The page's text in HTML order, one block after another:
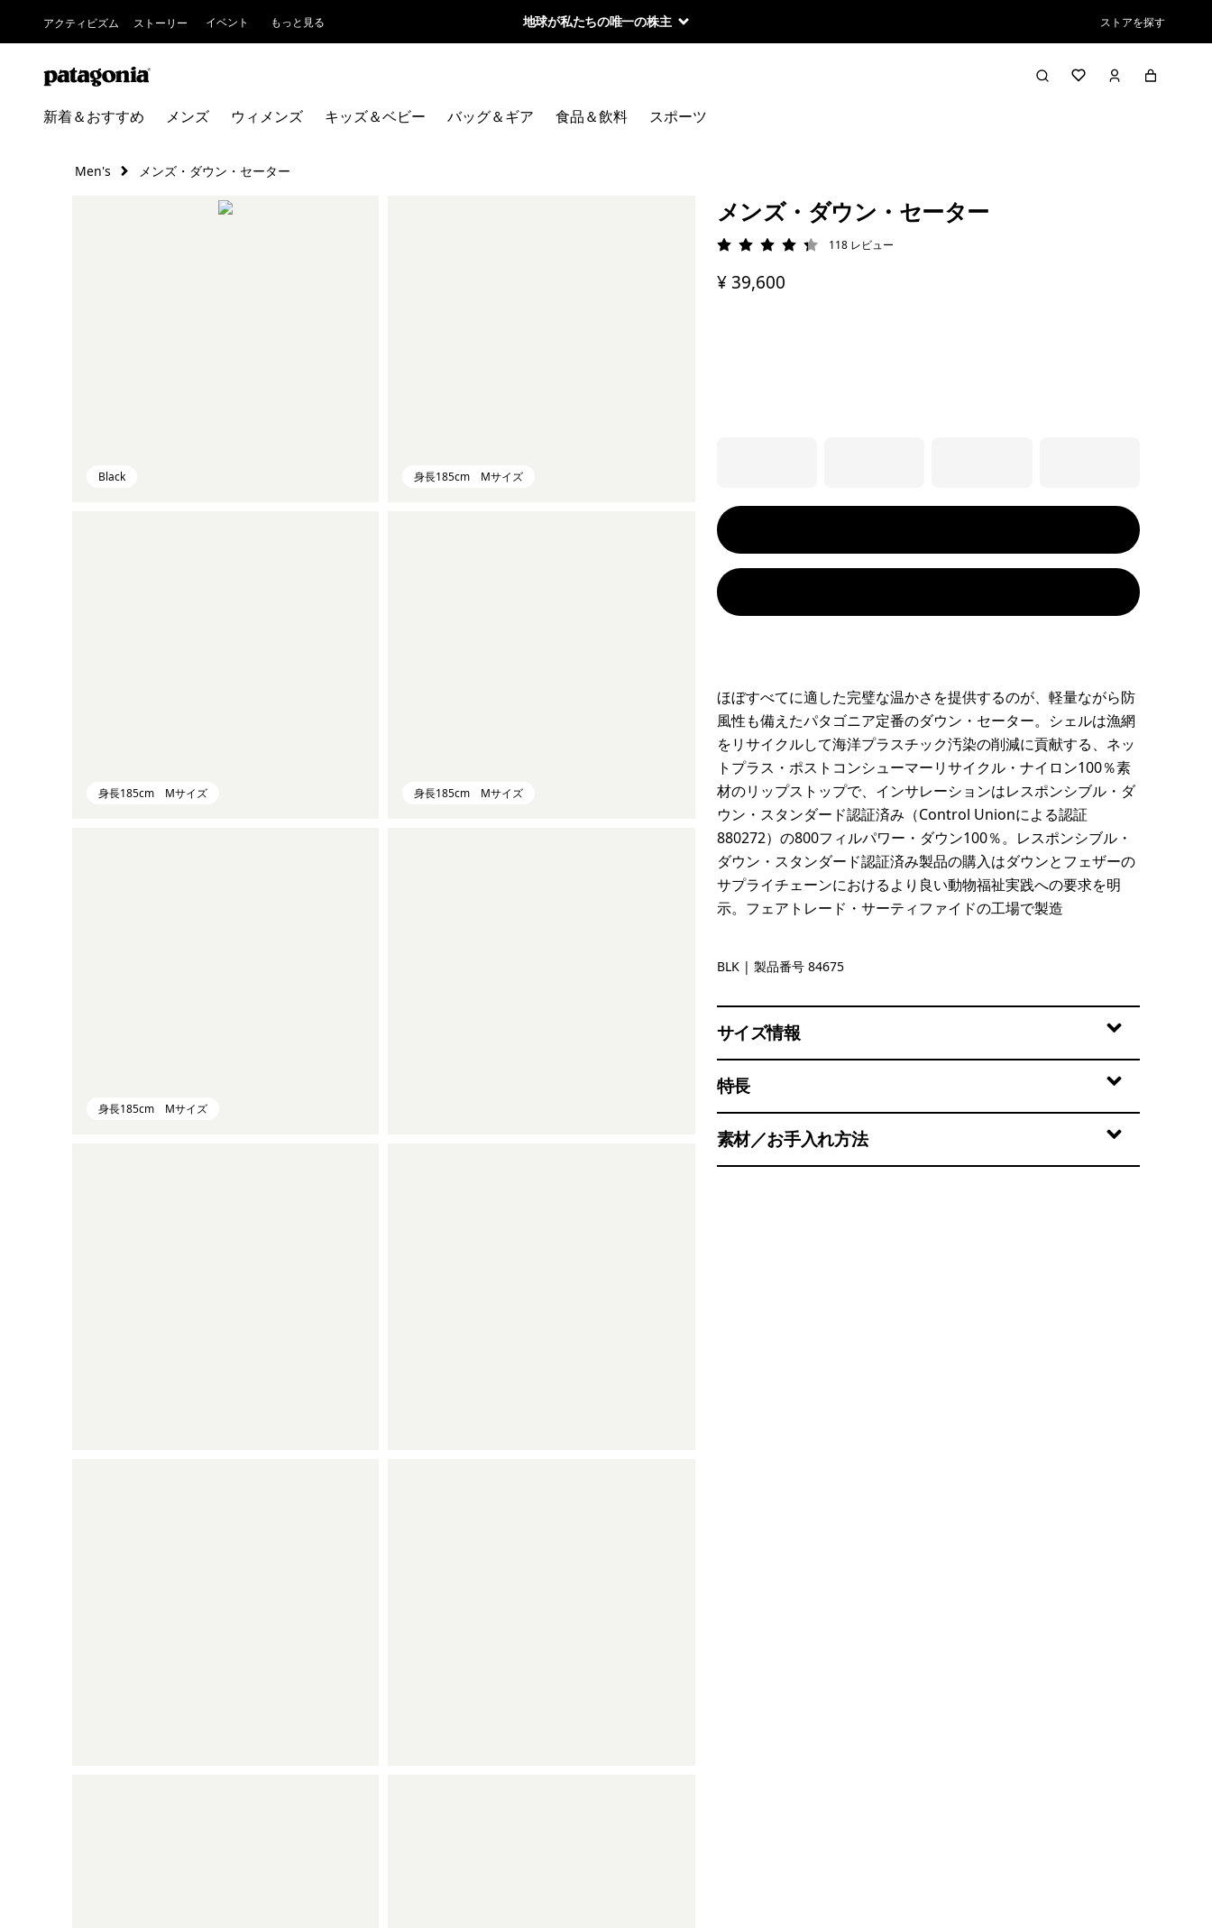
アクティビズム ストーリー イベント もっと見る 地球が私たちの唯一の株主 ストアを探す
新着＆おすすめ メンズ ウィメンズ キッズ＆ベビー バッグ＆ギア 食品＆飲料 スポーツ
Men's メンズ・ダウン・セーター
Black 身長185cm Mサイズ
身長185cm Mサイズ 身長185cm Mサイズ
身長185cm Mサイズ
メンズ・ダウン・セーター
評価: 4.3 / 5118 レビュー
¥ 39,600
ほぼすべてに適した完璧な温かさを提供するのが、軽量ながら防
風性も備えたパタゴニア定番のダウン・セーター。シェルは漁網
をリサイクルして海洋プラスチック汚染の削減に貢献する、ネッ
トプラス・ポストコンシューマーリサイクル・ナイロン100％素
材のリップストップで、インサレーションはレスポンシブル・ダ
ウン・スタンダード認証済み（Control Unionによる認証
880272）の800フィルパワー・ダウン100％。レスポンシブル・
ダウン・スタンダード認証済み製品の購入はダウンとフェザーの
サプライチェーンにおけるより良い動物福祉実践への要求を明
示。フェアトレード・サーティファイドの工場で製造
Black
BLK | 製品番号 84675
サイズ情報
特長
素材／お手入れ方法